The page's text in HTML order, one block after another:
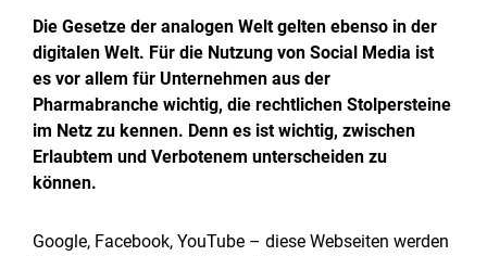
Die Gesetze der analogen Welt gelten ebenso in der
digitalen Welt. Für die Nutzung von Social Media ist
es vor allem für Unternehmen aus der
Pharmabranche wichtig, die rechtlichen Stolpersteine
im Netz zu kennen. Denn es ist wichtig, zwischen
Erlaubtem und Verbotenem unterscheiden zu
können.
Google, Facebook, YouTube – diese Webseiten werden